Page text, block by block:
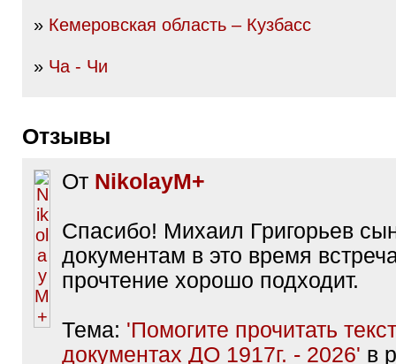
» Кемеровская область – Кузбасс
» Ча - Чи
Отзывы
От NikolayM+
Спасибо! Михаил Григорьев
документам в это время
прочтение хорошо подходит.
Тема: 'Помогите прочитать
документах ДО 1917г. - 2026' в